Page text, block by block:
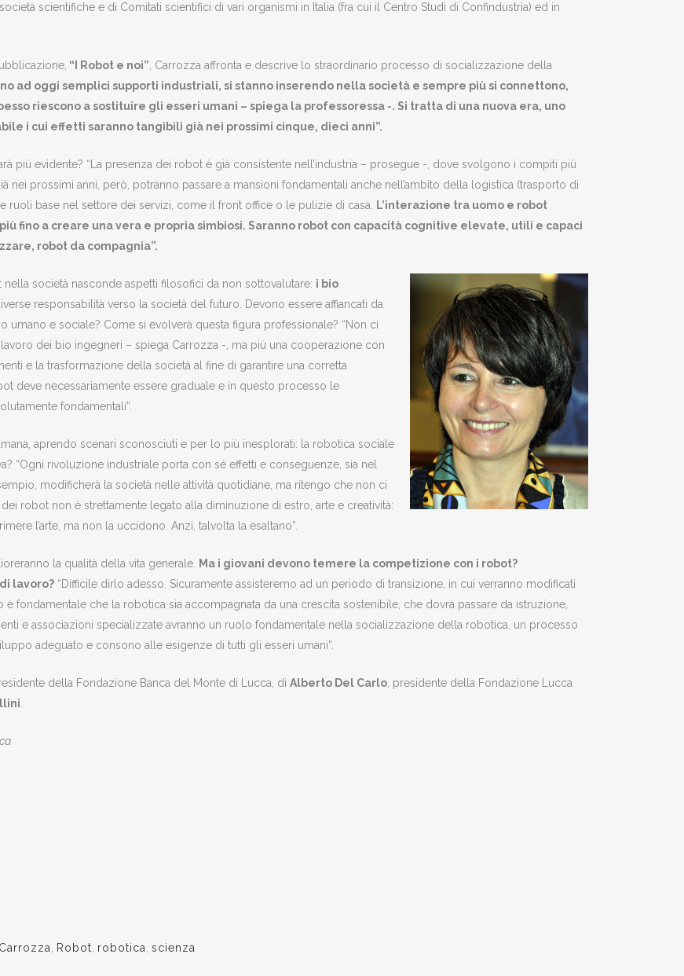
scientifiche e di Comitati scientifici di vari organismi in Italia (fra cui il Centro Studi di Confindustria) ed in
“I Robot e noi” , Carrozza affronta e descrive lo straordinario processo di socializzazione della
ad oggi semplici supporti industriali, si stanno inserendo nella società e sempre più si connettono,
riescono a sostituire gli esseri umani – spiega la professoressa -. Si tratta di una nuova era, uno
i cui effetti saranno tangibili già nei prossimi cinque, dieci anni”.
più evidente? “La presenza dei robot è già consistente nell’industria – prosegue -, dove svolgono i compiti più
nei prossimi anni, però, potranno passare a mansioni fondamentali anche nell’ambito della logistica (trasporto di
ruoli base nel settore dei servizi, come il front office o le pulizie di casa.
L’interazione tra uomo e robot
fino a creare una vera e propria simbiosi. Saranno robot con capacità cognitive elevate, utili e capaci
robot da compagnia”.
nella società nasconde aspetti filosofici da non sottovalutare: i bio
responsabilità verso la società del futuro. Devono essere affiancati da
e sociale? Come si evolverà questa figura professionale? “Non ci
dei bio ingegneri – spiega Carrozza -, ma più una cooperazione con
e la trasformazione della società al fine di garantire una corretta
deve necessariamente essere graduale e in questo processo le
fondamentali”.
aprendo scenari sconosciuti e per lo più inesplorati: la robotica sociale
“Ogni rivoluzione industriale porta con sé effetti e conseguenze, sia nel
modificherà la società nelle attività quotidiane, ma ritengo che non ci
robot non è strettamente legato alla diminuzione di estro, arte e creatività:
l’arte, ma non la uccidono. Anzi, talvolta la esaltano”.
la qualità della vita generale.
Ma i giovani devono temere la competizione con i robot?
lavoro? “Difficile dirlo adesso. Sicuramente assisteremo ad un periodo di transizione, in cui verranno modificati
fondamentale che la robotica sia accompagnata da una crescita sostenibile, che dovrà passare da istruzione,
e associazioni specializzate avranno un ruolo fondamentale nella socializzazione della robotica, un processo
adeguato e consono alle esigenze di tutti gli esseri umani”.
della Fondazione Banca del Monte di Lucca, di Alberto Del Carlo , presidente della Fondazione Lucca
Robot robotica scienza